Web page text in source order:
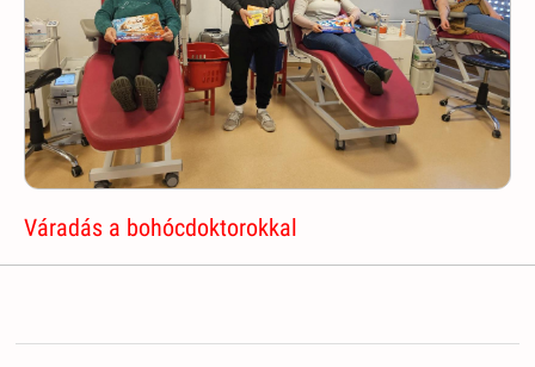
Váradás a bohócdoktorokkal